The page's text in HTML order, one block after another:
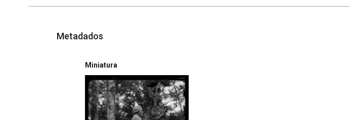
Metadados
Miniatura